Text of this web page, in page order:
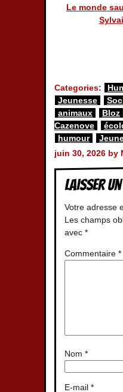
Le monde
Categories:
Jeunesse
animaux
Bloz
Cazenove
humour
juin 30, 2026 by
Laisser
Votre adresse
Les champs
avec *
Commentaire *
Nom *
E-mail *